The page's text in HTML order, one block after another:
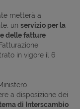
metterà a
un servizio per la
delle fatture
in vigore il 6
a disposizione dei
di Interscambio